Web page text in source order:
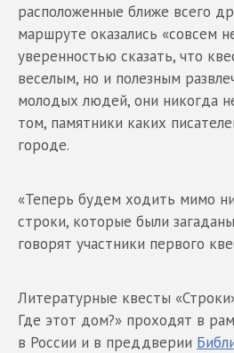
расположенные ближе всего
маршруте оказались «совсем
уверенностью сказать, что
веселым, но и полезным
молодых людей, они никогда
том, памятники каких
городе.
«Теперь будем ходить мимо
строки, которые были
говорят участники первого
Литературные квесты
Где этот дом?» проходят в
в России и в преддверии